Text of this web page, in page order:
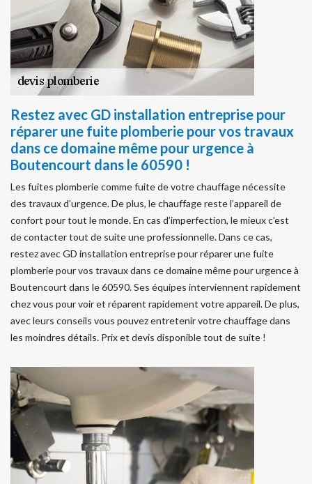
Restez avec GD installation entreprise pour
réparer une fuite plomberie pour vos travaux
dans ce domaine même pour urgence à
Boutencourt dans le 60590 !
Les fuites plomberie comme fuite de votre chauffage nécessite
des travaux d’urgence. De plus, le chauffage reste l’appareil de
confort pour tout le monde. En cas d’imperfection, le mieux c’est
de contacter tout de suite une professionnelle. Dans ce cas,
restez avec GD installation entreprise pour réparer une fuite
plomberie pour vos travaux dans ce domaine même pour urgence à
Boutencourt dans le 60590. Ses équipes interviennent rapidement
chez vous pour voir et réparent rapidement votre appareil. De plus,
avec leurs conseils vous pouvez entretenir votre chauffage dans
les moindres détails. Prix et devis disponible tout de suite !